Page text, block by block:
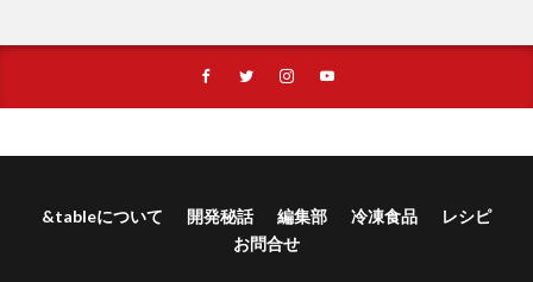
&tableについて 開発秘話 編集部 冷凍食品
レシピ
お問合せ